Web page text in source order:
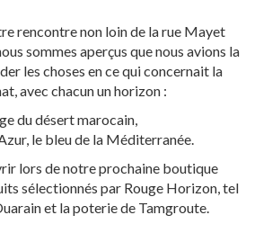
rencontre non loin de la rue Mayet
sommes aperçus que nous avions la
les choses en ce qui concernait la
avec chacun un horizon :
du désert marocain,
le bleu de la Méditerranée.
lors de notre prochaine boutique
sélectionnés par Rouge Horizon, tel
et la poterie de Tamgroute.